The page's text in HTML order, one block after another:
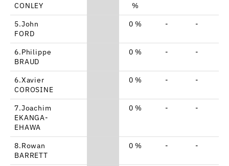
CONLEY
%
5.John
FORD
0 % - -
6.Philippe
BRAUD
0 % - -
6.Xavier
COROSINE
0 % - -
7.Joachim
EKANGA-
EHAWA
0 % - -
8.Rowan
BARRETT
0 % - -